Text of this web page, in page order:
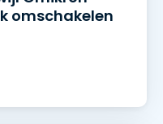
omschakelen